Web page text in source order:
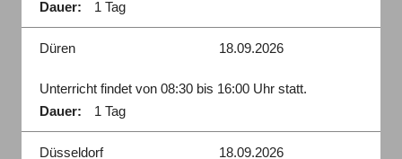
Dauer: 1 Tag
Düren 18.09.2026
Unterricht findet von 08:30 bis 16:00 Uhr statt.
Dauer:
1 Tag
Düsseldorf 18.09.2026